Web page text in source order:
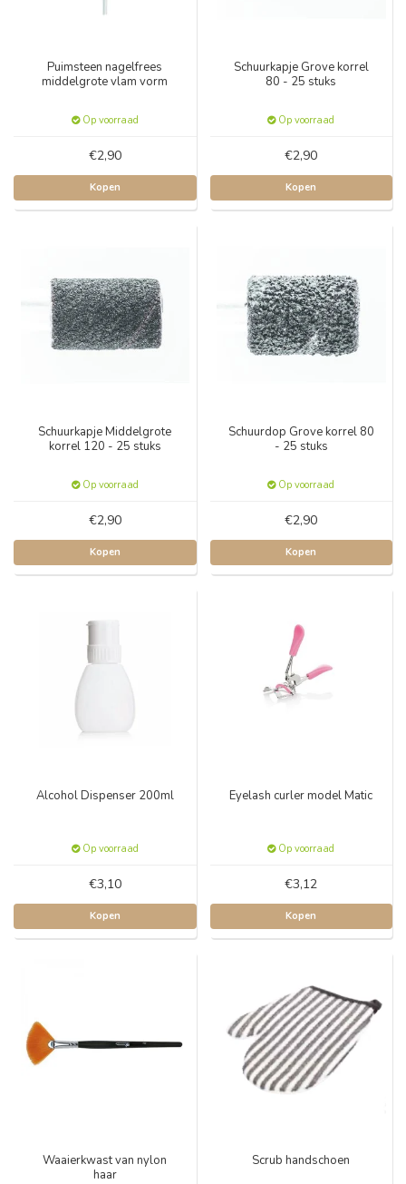
Puimsteen nagelfrees
middelgrote vlam vorm
Op voorraad
€2,90
Kopen
Schuurkapje Grove korrel
80 - 25 stuks
Op voorraad
€2,90
Kopen
Schuurkapje Middelgrote
korrel 120 - 25 stuks
Op voorraad
€2,90
Kopen
Schuurdop Grove korrel 80
- 25 stuks
Op voorraad
€2,90
Kopen
Alcohol Dispenser 200ml
Op voorraad
€3,10
Kopen
Eyelash curler model Matic
Op voorraad
€3,12
Kopen
Waaierkwast van nylon
haar
Scrub handschoen